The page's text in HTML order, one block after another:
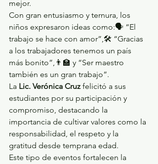
mejor.
Con gran entusiasmo y ternura, los
niños expresaron ideas como:🗣️ “El
trabajo se hace con amor”,🛠️ “Gracias
a los trabajadores tenemos un país
más bonito”,👨‍🏫 y “Ser maestro
también es un gran trabajo”.
La Lic. Verónica Cruz felicitó a sus
estudiantes por su participación y
compromiso, destacando la
importancia de cultivar valores como la
responsabilidad, el respeto y la
gratitud desde temprana edad.
Este tipo de eventos fortalecen la